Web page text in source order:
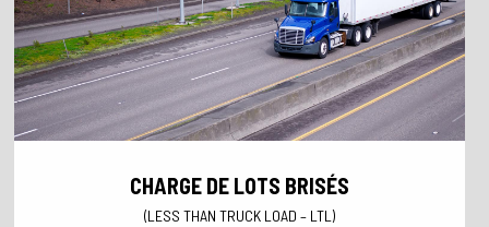
CHARGE DE LOTS BRISÉS
(LESS THAN TRUCK LOAD – LTL)